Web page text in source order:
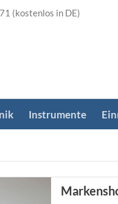
(kostenlos in DE)
Instrumente